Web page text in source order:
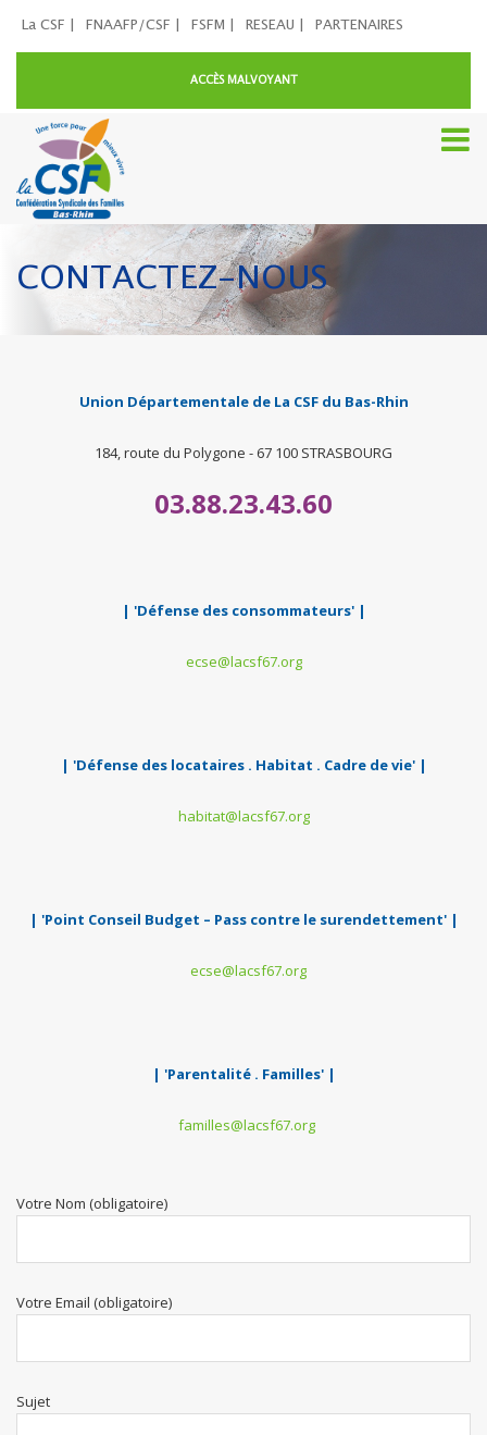
La CSF | FNAAFP/CSF | FSFM | RESEAU | PARTENAIRES
ACCÈS MALVOYANT
CONTACTEZ-NOUS
Union Départementale de La CSF du Bas-Rhin
184, route du Polygone - 67 100 STRASBOURG
03.88.23.43.60
| 'Défense des consommateurs' |
ecse@lacsf67.org
| 'Défense des locataires . Habitat . Cadre de vie' |
habitat@lacsf67.org
| 'Point Conseil Budget – Pass contre le surendettement' |
ecse@lacsf67.org
| 'Parentalité . Familles' |
familles@lacsf67.org
Votre Nom (obligatoire)
Votre Email (obligatoire)
Sujet